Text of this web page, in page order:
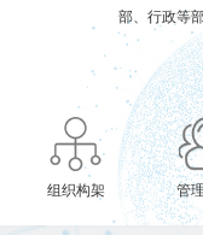
部、行政等
组织构架 管